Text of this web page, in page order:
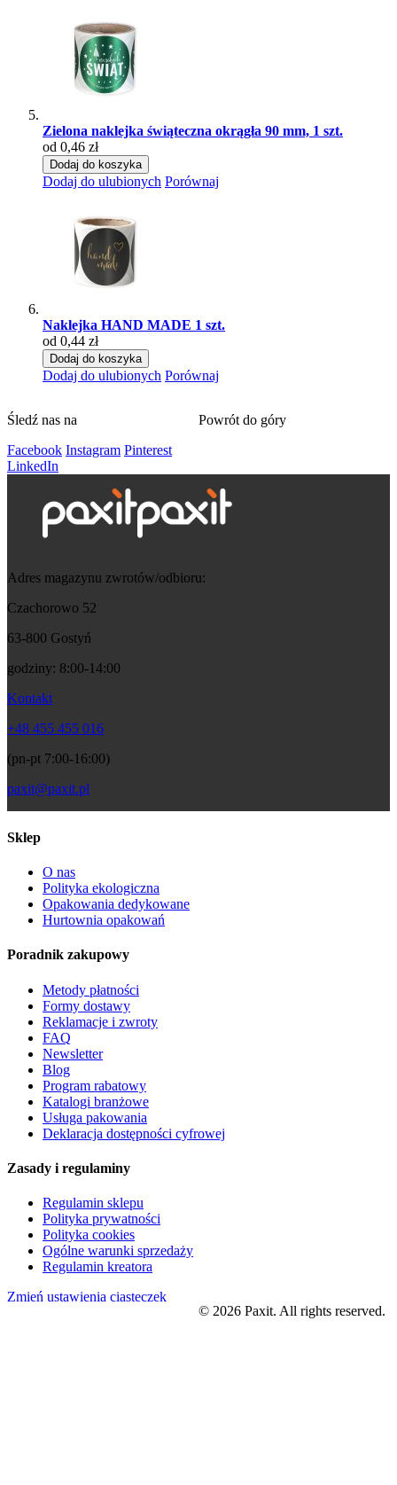
Zielona naklejka świąteczna okrągła 90 mm, 1 szt.
od 0,46 zł
Dodaj do koszyka
Dodaj do ulubionych Porównaj
Naklejka HAND MADE 1 szt.
od 0,44 zł
Dodaj do koszyka
Dodaj do ulubionych Porównaj
Śledź nas na
Facebook Instagram Pinterest
LinkedIn
Powrót do góry
Adres magazynu zwrotów/odbioru:
Czachorowo 52
63-800 Gostyń
godziny: 8:00-14:00
Kontakt
+48 455 455 016
(pn-pt 7:00-16:00)
paxit@paxit.pl
Sklep
O nas
Polityka ekologiczna
Opakowania dedykowane
Hurtownia opakowań
Poradnik zakupowy
Metody płatności
Formy dostawy
Reklamacje i zwroty
FAQ
Newsletter
Blog
Program rabatowy
Katalogi branżowe
Usługa pakowania
Deklaracja dostępności cyfrowej
Zasady i regulaminy
Regulamin sklepu
Polityka prywatności
Polityka cookies
Ogólne warunki sprzedaży
Regulamin kreatora
Zmień ustawienia ciasteczek
© 2026 Paxit. All rights reserved.